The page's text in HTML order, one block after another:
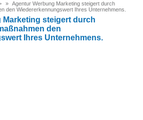
Agentur Werbung Marketing steigert durch
den Wiedererkennungswert Ihres Unternehmens.
steigert durch
den
Ihres Unternehmens.